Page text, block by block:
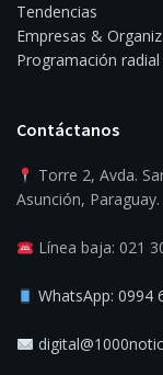
Tendencias
Empresas &
Programación radial
Contáctanos
Torre 2, Avda.
Asunción, Paraguay.
Línea baja: 021
WhatsApp: 0994